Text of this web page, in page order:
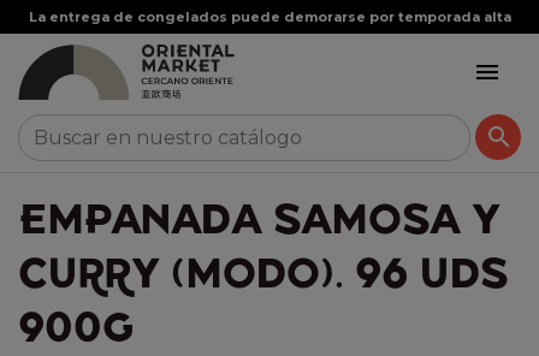
La entrega de congelados puede demorarse por temporada alta


EMPANADA SAMOSA Y
CURRY (MODO). 96 UDS
900G